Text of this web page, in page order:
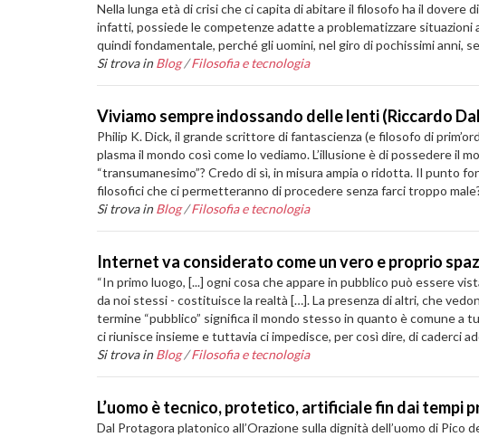
Nella lunga età di crisi che ci capita di abitare il filosofo ha il
infatti, possiede le competenze adatte a problematizzare
quindi fondamentale, perché gli uomini, nel giro di pochissimi anni,
Si trova in Blog /Filosofia e tecnologia
Viviamo sempre indossando delle lenti (Riccardo
Philip K. Dick, il grande scrittore di fantascienza (e filosofo di
plasma il mondo così come lo vediamo. L’illusione è di possedere il
“transumanesimo”? Credo di sì, in misura ampia o ridotta. Il punto
filosofici che ci permetteranno di procedere senza farci troppo
Si trova in Blog /Filosofia e tecnologia
Internet va considerato come un vero e proprio
“In primo luogo, [...] ogni cosa che appare in pubblico può essere
da noi stessi - costituisce la realtà […]. La presenza di altri, che
termine “pubblico” significa il mondo stesso in quanto è comune a
ci riunisce insieme e tuttavia ci impedisce, per così dire, di caderci
Si trova in Blog /Filosofia e tecnologia
L’uomo è tecnico, protetico, artificiale fin dai tempi
Dal Protagora platonico all’Orazione sulla dignità dell’uomo di